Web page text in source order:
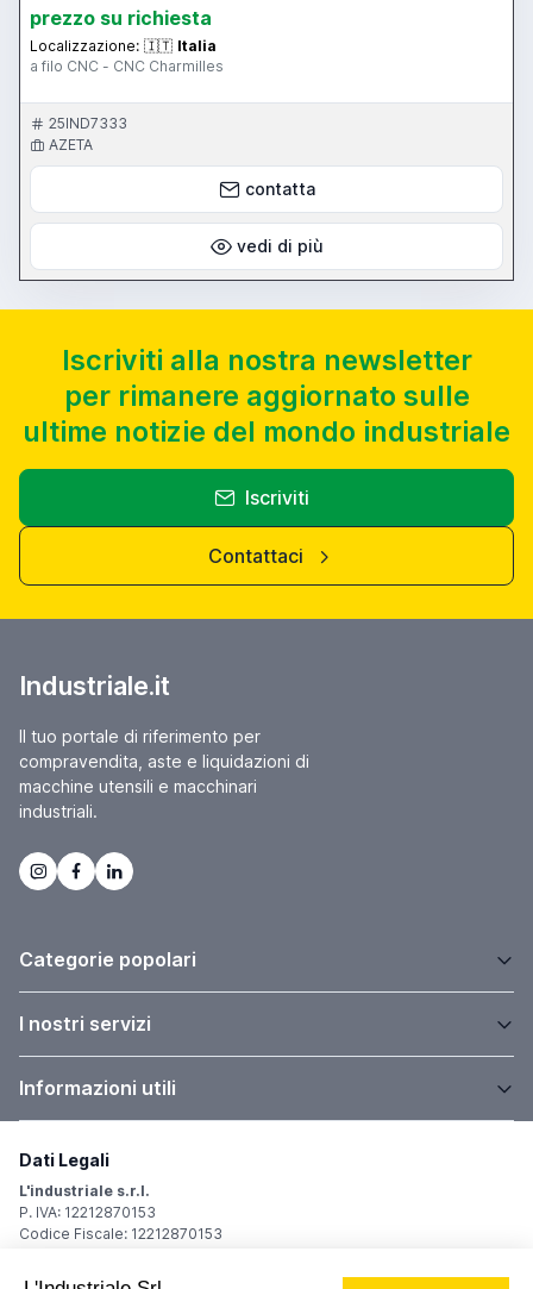
prezzo su richiesta
Localizzazione: 🇮🇹 Italia
a filo CNC - CNC Charmilles
25IND7333
AZETA
contatta
vedi di più
Iscriviti alla nostra newsletter
per rimanere aggiornato sulle
ultime notizie del mondo industriale
Iscriviti
Contattaci
Industriale.it
Il tuo portale di riferimento per
compravendita, aste e liquidazioni di
macchine utensili e macchinari
industriali.
Categorie popolari
I nostri servizi
Informazioni utili
Dati Legali
L'industriale s.r.l.
P. IVA: 12212870153
Codice Fiscale: 12212870153
Sede Legale